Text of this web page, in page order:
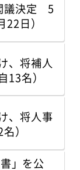
議決定 5
日）
、将補人
名）
、将人事
）
」を公